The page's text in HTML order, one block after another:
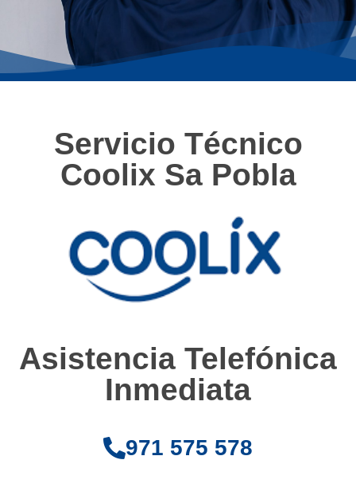
Servicio Técnico
Coolix Sa Pobla
Asistencia Telefónica
Inmediata
971 575 578